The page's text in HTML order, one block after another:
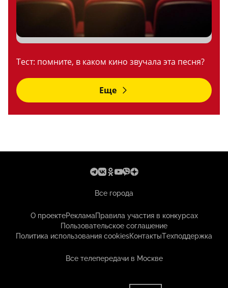
Тест: помните, в каком кино звучала эта песня?
Еще
Все города
О проектеРекламаПравила участия в конкурсах
Пользовательское соглашение
Политика использования cookiesКонтактыТехподдержка
Все телепередачи в Москве